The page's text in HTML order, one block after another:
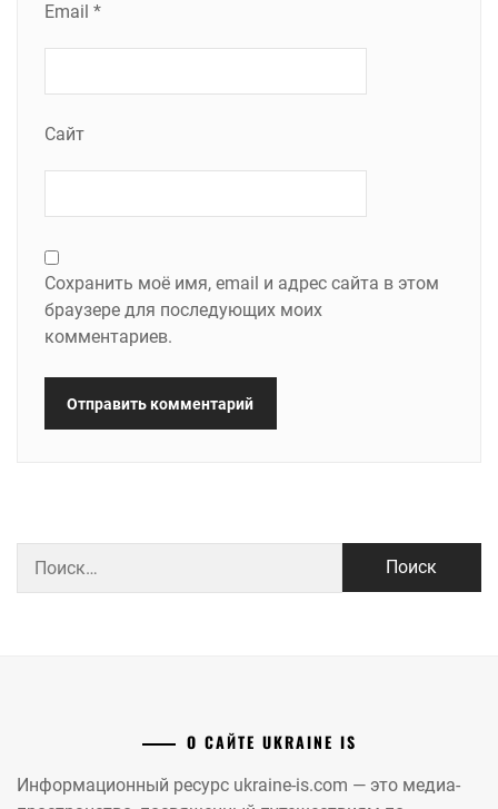
Email *
Сайт
Сохранить моё имя, email и адрес сайта в этом
браузере для последующих моих
комментариев.
О САЙТЕ UKRAINE IS
Информационный ресурс ukraine-is.com — это медиа-